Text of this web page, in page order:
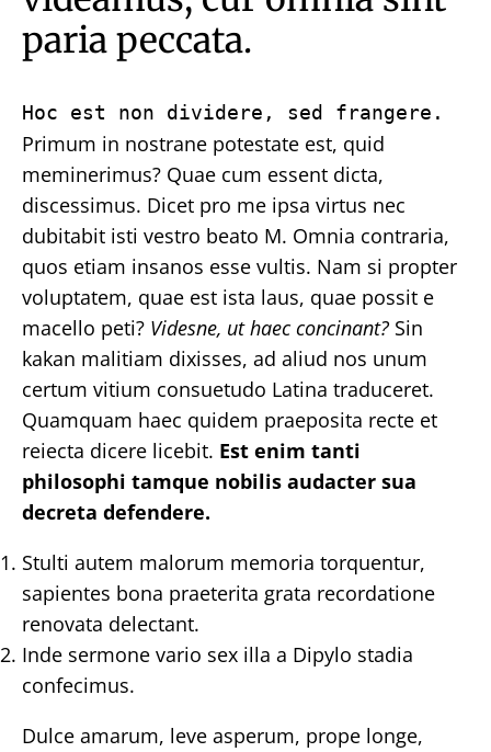
paria peccata.
Hoc est non dividere, sed frangere.
Primum in nostrane potestate est, quid
meminerimus? Quae cum essent dicta,
discessimus. Dicet pro me ipsa virtus nec
dubitabit isti vestro beato M. Omnia contraria,
quos etiam insanos esse vultis. Nam si propter
voluptatem, quae est ista laus, quae possit e
macello peti? Videsne, ut haec concinant? Sin
kakan malitiam dixisses, ad aliud nos unum
certum vitium consuetudo Latina traduceret.
Quamquam haec quidem praeposita recte et
reiecta dicere licebit. Est enim tanti
philosophi tamque nobilis audacter sua
decreta defendere.
Stulti autem malorum memoria torquentur,
sapientes bona praeterita grata recordatione
renovata delectant.
Inde sermone vario sex illa a Dipylo stadia
confecimus.
Dulce amarum, leve asperum, prope longe,